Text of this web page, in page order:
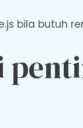
bila butuh